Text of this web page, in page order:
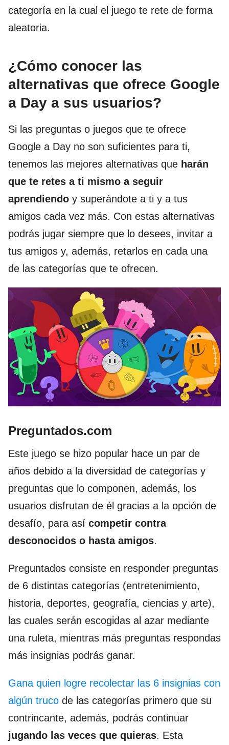
categoría en la cual el juego te rete de forma
aleatoria.
¿Cómo conocer las
alternativas que ofrece Google
a Day a sus usuarios?
Si las preguntas o juegos que te ofrece
Google a Day no son suficientes para ti,
tenemos las mejores alternativas que harán
que te retes a ti mismo a seguir
aprendiendo y superándote a ti y a tus
amigos cada vez más. Con estas alternativas
podrás jugar siempre que lo desees, invitar a
tus amigos y, además, retarlos en cada una
de las categorías que te ofrecen.
Preguntados.com
Este juego se hizo popular hace un par de
años debido a la diversidad de categorías y
preguntas que lo componen, además, los
usuarios disfrutan de él gracias a la opción de
desafío, para así competir contra
desconocidos o hasta amigos.
Preguntados consiste en responder preguntas
de 6 distintas categorías (entretenimiento,
historia, deportes, geografía, ciencias y arte),
las cuales serán escogidas al azar mediante
una ruleta, mientras más preguntas respondas
más insignias podrás ganar.
Gana quien logre recolectar las 6 insignias con
algún truco de las categorías primero que su
contrincante, además, podrás continuar
jugando las veces que quieras. Esta